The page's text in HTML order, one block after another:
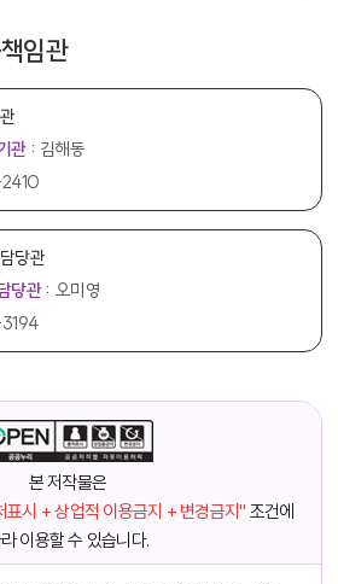
임관
관 : 김해동
당관
당관 : 오미영
본 저작물은
시 + 상업적 이용금지 + 변경금지" 조건에
이용할 수 있습니다.